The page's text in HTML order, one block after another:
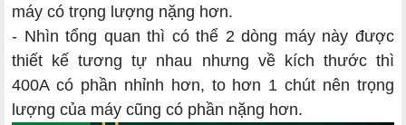
máy có trọng lượng nặng hơn.
- Nhìn tổng quan thì có thể 2 dòng máy này được
thiết kế tương tự nhau nhưng về kích thước thì
400A có phần nhỉnh hơn, to hơn 1 chút nên trọng
lượng của máy cũng có phần nặng hơn.